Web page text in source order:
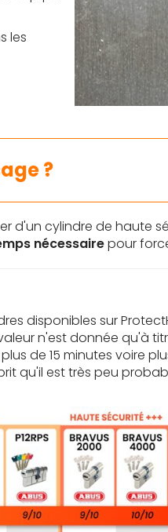
les
?
d'un cylindre de haute
nécessairepour
disponibles sur
n'est donnée qu'à
de 15 minutes voire
qu'il est très peu